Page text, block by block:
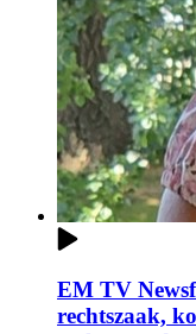
EM TV
rechtszaak,